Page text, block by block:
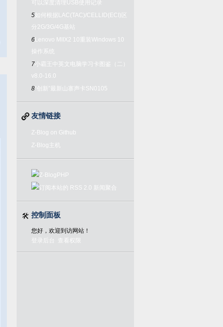
可以深度清理USB使用记录
5如何根据LAC(TAC)/CELLID(ECI)区
分2G/3G/4G基站
6Lenovo MIIX2 10重装Windows 10
操作系统
7小霸王中英文电脑学习卡图鉴（二）
v8.0-16.0
8 “创新”最新山寨声卡SN0105
友情链接
Z-Blog on Github
Z-Blog主机
控制面板
您好，欢迎到访网站！
登录后台
查看权限